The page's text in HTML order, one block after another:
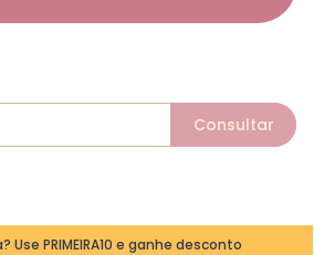
Use PRIMEIRA10 e ganhe desconto